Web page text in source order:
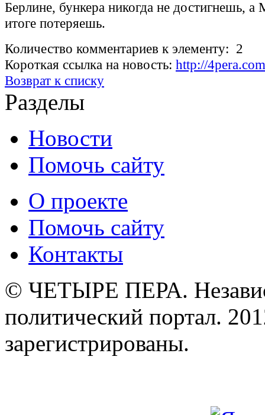
Берлине, бункера никогда не достигнешь, а
итоге потеряешь.
Количество комментариев к элементу: 2
Короткая ссылка на новость: http://
Возврат к списку
Разделы
Новости
Помочь сайту
О проекте
Помочь сайту
Контакты
© ЧЕТЫРЕ ПЕРА.
политический портал.
зарегистрированы.